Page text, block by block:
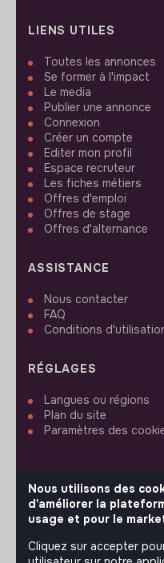
LIENS UTILES
Toutes les annonces
Se former à l'impact
Le media
Publier une annonce
Connexion
Créer un compte
Editer mon profil
Espace recruteur
Les fiches métiers
Offres d'emploi
Offres de stage
Offres d'alternance
ASSISTANCE
Nous contacter
FAQ
Conditions
RÉGLAGES
Langues ou régions
Plan du site
Paramètres des
SUIVEZ-NOUS
Nous utilisons des
d'améliorer la
usage et pour le
Cliquez sur accepter